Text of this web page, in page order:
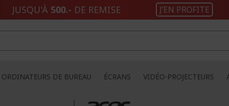
JUSQU'À 500.- DE REMISE J’EN PROFITE
ORDINATEURS DE BUREAU ÉCRANS VIDÉO-PROJECTEURS